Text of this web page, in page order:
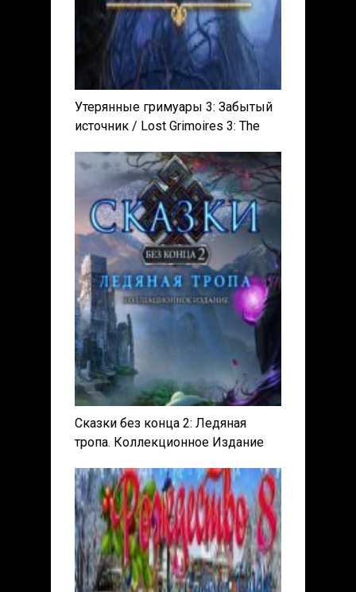
Утерянные гримуары 3: Забытый
источник / Lost Grimoires 3: The
Лицензия
Сказки без конца 2: Ледяная
тропа. Коллекционное Издание